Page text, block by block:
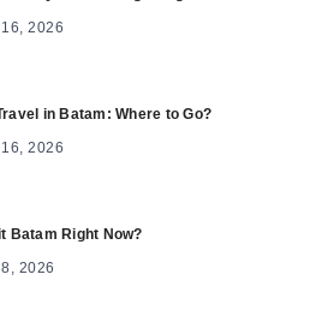
2026
in Batam: Where to Go?
2026
Batam Right Now?
2026